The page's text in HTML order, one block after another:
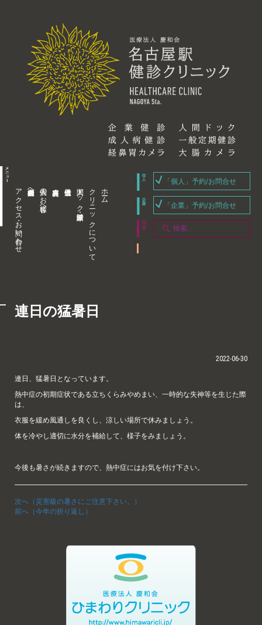
アクセス・お問い合わせ 企業内担当者様へ 個人のお客様へ 人間ドック・健康診断 クリニックについて ホーム
「個人」予約/お問合せ
「企業」予約/お問合せ
連日の猛暑日
2022-06-30
連日、猛暑日となっています。
熱中症の初期症状である立ちくらみやめまい、一時的な失神等を生じた際
は、
衣服を緩め風通しを良くし、涼しい場所で休みましょう。
体を冷やし適切に水分を補給して、様子をみましょう。
今後も暑さが続きますので、熱中症にはお気を付け下さい。
次へ（災害級の暑さにご注意下さい。）
前へ（今年の折り返し）